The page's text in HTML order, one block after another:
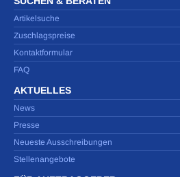
Artikelsuche
Zuschlagspreise
Kontaktformular
FAQ
AKTUELLES
News
Presse
Neueste Ausschreibungen
Stellenangebote